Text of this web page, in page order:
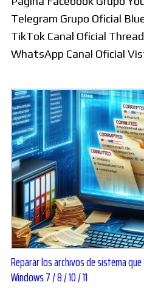
Telegram Grupo Oficial
TikTok Canal Oficial
WhatsApp Canal Oficial
Reparar los archivos de sistema
Windows 7 / 8 / 10 / 11